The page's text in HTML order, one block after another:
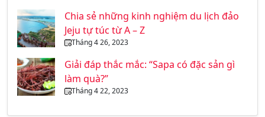
Chia sẻ những kinh nghiệm du lịch đảo
Jeju tự túc từ A – Z
Tháng 4 26, 2023
Giải đáp thắc mắc: “Sapa có đặc sản gì
làm quà?”
Tháng 4 22, 2023